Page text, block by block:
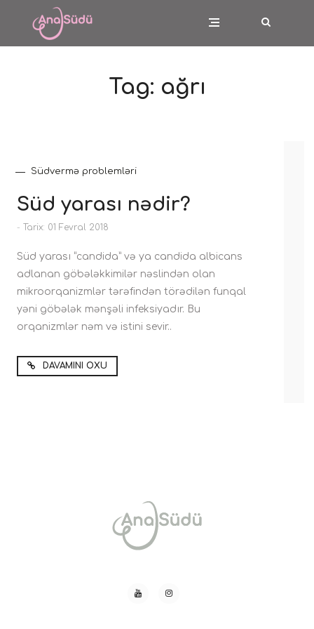
Tag: ağrı
Südvermə problemləri
Süd yarası nədir?
- Tarix: 01 Fevral 2018
Süd yarası “candida” və ya candida albicans
adlanan göbələkkimilər nəslindən olan
mikroorqanizmlər tərəfindən törədilən funqal
yəni göbələk mənşəli infeksiyadır. Bu
orqanizmlər nəm və istini sevir..
DAVAMINI OXU